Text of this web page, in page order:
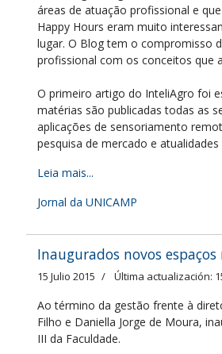
áreas de atuação profissional e
Happy Hours eram muito
lugar. O Blog tem o compromisso
profissional com os conceitos que
O primeiro artigo do InteliAgro foi
matérias são publicadas todas as
aplicações de sensoriamento
pesquisa de mercado e
Leia mais...
Jornal da UNICAMP
Inaugurados novos espaços
15 Julio 2015 Última actualización:
Ao término da gestão frente à
Filho e Daniella Jorge de Moura,
III da Faculdade.